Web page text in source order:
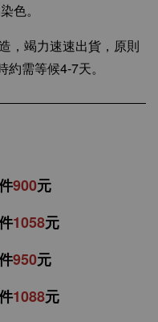
色。
，竭力速速出貨，原則
需等候4-7天。
900元
1058元
950元
1088元